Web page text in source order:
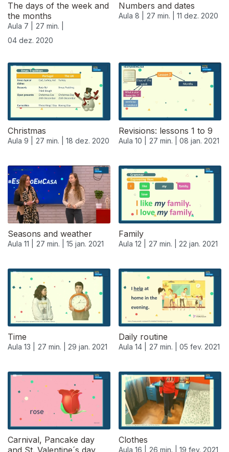
The days of the week and
the months
Aula 7 |
27 min. |
04 dez. 2020
Numbers and dates
Aula 8 | 27 min. | 11 dez. 2020
Christmas
Aula 9 | 27 min. | 18 dez. 2020
Revisions: lessons 1 to 9
Aula 10 | 27 min. | 08 jan. 2021
Seasons and weather
Aula 11 | 27 min. | 15 jan. 2021
Family
Aula 12 | 27 min. | 22 jan. 2021
519467
Time
Aula 13 | 27 min. | 29 jan. 2021
Daily routine
Aula 14 | 27 min. | 05 fev. 2021
Carnival, Pancake day
Clothes
Aula 16 | 26 min. | 19 fev. 2021